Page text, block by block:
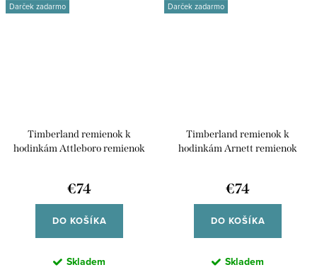
Darček zadarmo
Timberland remienok k
hodinkám Attleboro remienok
hodinky TDOUS0001806 42/44
€74
DO KOŠÍKA
Skladem
Darček zadarmo
Timberland remienok k
hodinkám Arnett remienok
hodinky TDOUS0001708 42/44
€74
DO KOŠÍKA
Skladem